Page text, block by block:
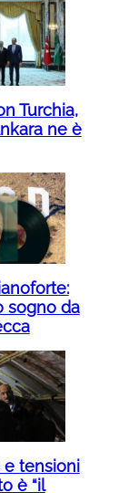
Turchia,
ne è
sogno da
tensioni
è “il